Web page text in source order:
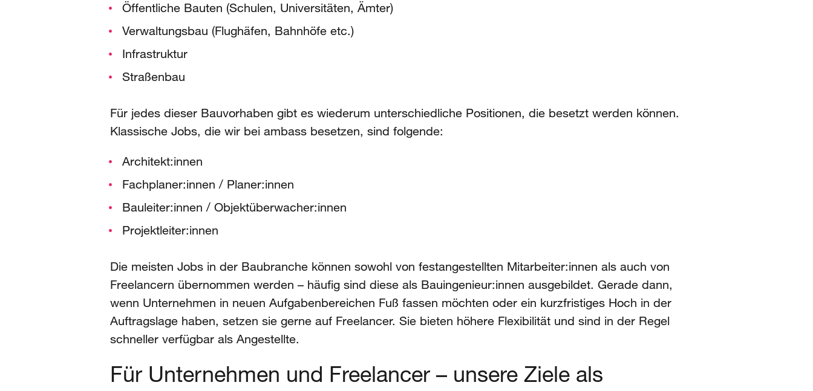
Öffentliche Bauten (Schulen, Universitäten, Ämter)
Verwaltungsbau (Flughäfen, Bahnhöfe etc.)
Infrastruktur
Straßenbau
Für jedes dieser Bauvorhaben gibt es wiederum unterschiedliche Positionen, die besetzt werden können.
Klassische Jobs, die wir bei ambass besetzen, sind folgende:
Architekt:innen
Fachplaner:innen / Planer:innen
Bauleiter:innen / Objektüberwacher:innen
Projektleiter:innen
Die meisten Jobs in der Baubranche können sowohl von festangestellten Mitarbeiter:innen als auch von
Freelancern übernommen werden – häufig sind diese als Bauingenieur:innen ausgebildet. Gerade dann,
wenn Unternehmen in neuen Aufgabenbereichen Fuß fassen möchten oder ein kurzfristiges Hoch in der
Auftragslage haben, setzen sie gerne auf Freelancer. Sie bieten höhere Flexibilität und sind in der Regel
schneller verfügbar als Angestellte.
Für Unternehmen und Freelancer – unsere Ziele als